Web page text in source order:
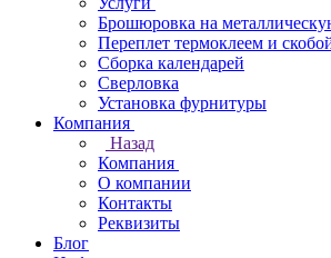
Брошюровка на
Переплет термоклеем и
Сборка календарей
Сверловка
Установка фурнитуры
Компания
Назад
Компания
О компании
Контакты
Реквизиты
Блог